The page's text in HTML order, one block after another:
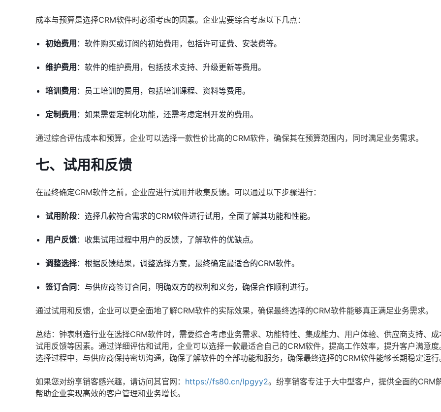
成本与预算是选择CRM软件时必须考虑的因素。企业需要综合考虑以下几点：
初始费用 ：软件购买或订阅的初始费用，包括许可证费、安装费等。
维护费用 ：软件的维护费用，包括技术支持、升级更新等费用。
培训费用 ：员工培训的费用，包括培训课程、资料等费用。
定制费用 ：如果需要定制化功能，还需考虑定制开发的费用。
通过综合评估成本和预算，企业可以选择一款性价比高的CRM软件，确保其在预算范围内，同时满足业务需求。
七、试用和反馈
在最终确定CRM软件之前，企业应进行试用并收集反馈。可以通过以下步骤进行：
试用阶段：选择几款符合需求的CRM软件进行试用，全面了解其功能和性能。
用户反馈：收集试用过程中用户的反馈，了解软件的优缺点。
调整选择：根据反馈结果，调整选择方案，最终确定最适合的CRM软件。
签订合同 ：与供应商签订合同，明确双方的权利和义务，确保合作顺利进行。
通过试用和反馈，企业可以更全面地了解CRM软件的实际效果，确保最终选择的CRM软件能够真正满足业务需求。
总结：钟表制造行业在选择CRM软件时，需要综合考虑业务需求、功能特性、集成能力、用户体验、供应商支持、
试用反馈等因素。通过详细评估和试用，企业可以选择一款最适合自己的CRM软件，提高工作效率，提升客户满意
选择过程中，与供应商保持密切沟通，确保了解软件的全部功能和服务，确保最终选择的CRM软件能够长期稳定运行
如果您对纷享销客感兴趣，请访问其官网： https://fs80.cn/lpgyy2。纷享销客专注于大中型客户，提供全面的CRM
帮助企业实现高效的客户管理和业务增长。